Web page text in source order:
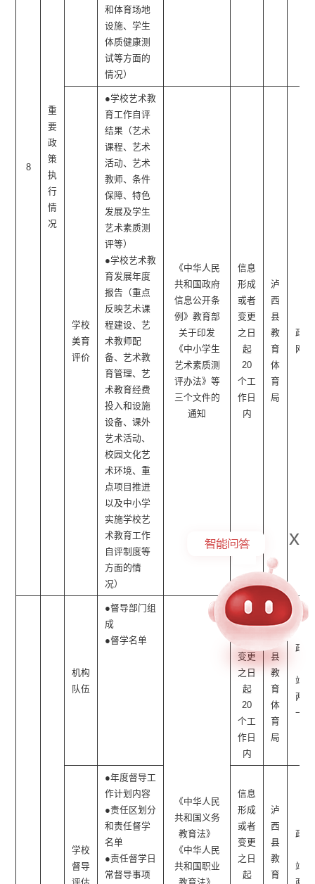
8
重
要
政
策
执
行
情
况
和体育场地
设施、学生
体质健康测
试等方面的
情况）
学校
美育
评价
●学校艺术教
育工作自评
结果（艺术
课程、艺术
活动、艺术
教师、条件
保障、特色
发展及学生
艺术素质测
评等）
●学校艺术教
育发展年度
报告（重点
反映艺术课
程建设、艺
术教师配
备、艺术教
育管理、艺
术教育经费
投入和设施
设备、课外
艺术活动、
校园文化艺
术环境、重
点项目推进
以及中小学
实施学校艺
术教育工作
自评制度等
方面的情
况）
《中华人民
共和国政府
信息公开条
例》教育部
关于印发
《中小学生
艺术素质测
评办法》等
三个文件的
通知
信息
形成
或者
变更
之日
起
20
个工
作日
内
泸
西
县
教
育
体
育
局
政府
网站
机构
队伍
●督导部门组
成
●督学名单
《中华人民
共和国义务
教育法》
《中华人民
共和国职业
信息
形成
变更
之日
起
20
个工
作日
内
泸
县
教
育
体
育
局
政府
站、
两微
一端
学校
督导
●年度督导工
作计划内容
●责任区划分
和责任督学
名单
●责任督学日
常督导事项
信息
形成
或者
变更
之日
起
泸
西
县
教
育
政府
站、
x